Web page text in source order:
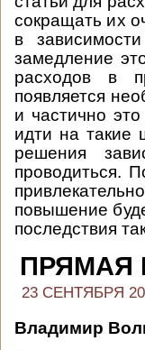
сокращать их
в
замедление
расходов в
появляется
и частично
идти на такие
решения
проводиться.
повышение
последствия
ПРЯМАЯ
23 СЕНТЯБРЯ
Владимир